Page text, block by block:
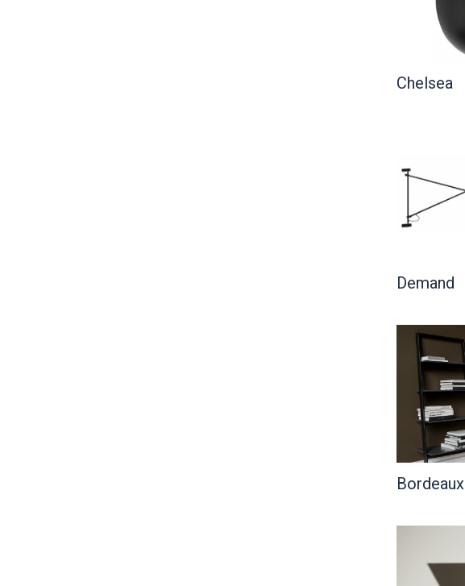
Chelsea
Demand
Bordeaux